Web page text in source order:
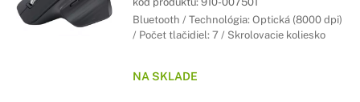
Bluetooth / Technológia: Optická (8000 dpi)
/ Počet tlačidiel: 7 / Skrolovacie koliesko
NA SKLADE